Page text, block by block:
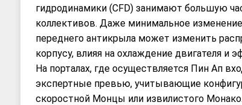
гидродинамики (CFD) занимают большую
коллективов. Даже минимальное
переднего антикрыла может изменить
корпусу, влияя на охлаждение двигателя и
На порталах, где осуществляется Пин Ап
экспертные превью, учитывающие
скоростной Монцы или извилистого